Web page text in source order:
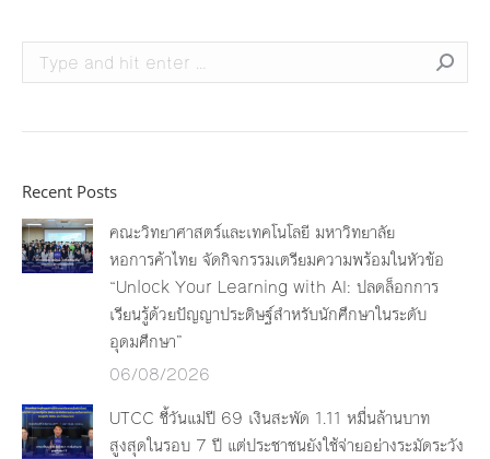
Search:
Recent Posts
คณะวิทยาศาสตร์และเทคโนโลยี มหาวิทยาลัย
หอการค้าไทย จัดกิจกรรมเตรียมความพร้อมในหัวข้อ
“Unlock Your Learning with AI: ปลดล็อกการ
เรียนรู้ด้วยปัญญาประดิษฐ์สำหรับนักศึกษาในระดับ
อุดมศึกษา”
06/08/2026
UTCC ชี้วันแม่ปี 69 เงินสะพัด 1.11 หมื่นล้านบาท
สูงสุดในรอบ 7 ปี แต่ประชาชนยังใช้จ่ายอย่างระมัดระวัง